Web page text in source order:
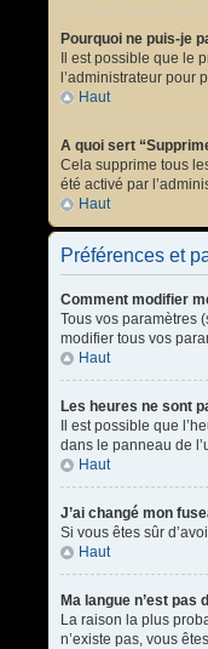
Pourquoi ne puis-je
Il est possible que le
l’administrateur pour
Haut
A quoi sert
Cela supprime tous
été activé par
Haut
Préférences et
Comment modifier
Tous vos paramètres
modifier tous vos
Haut
Les heures ne sont
Il est possible que
dans le panneau de
Haut
J’ai changé mon
Si vous êtes sûr
Haut
Ma langue n’est pas
La raison la plus
n’existe pas, vous